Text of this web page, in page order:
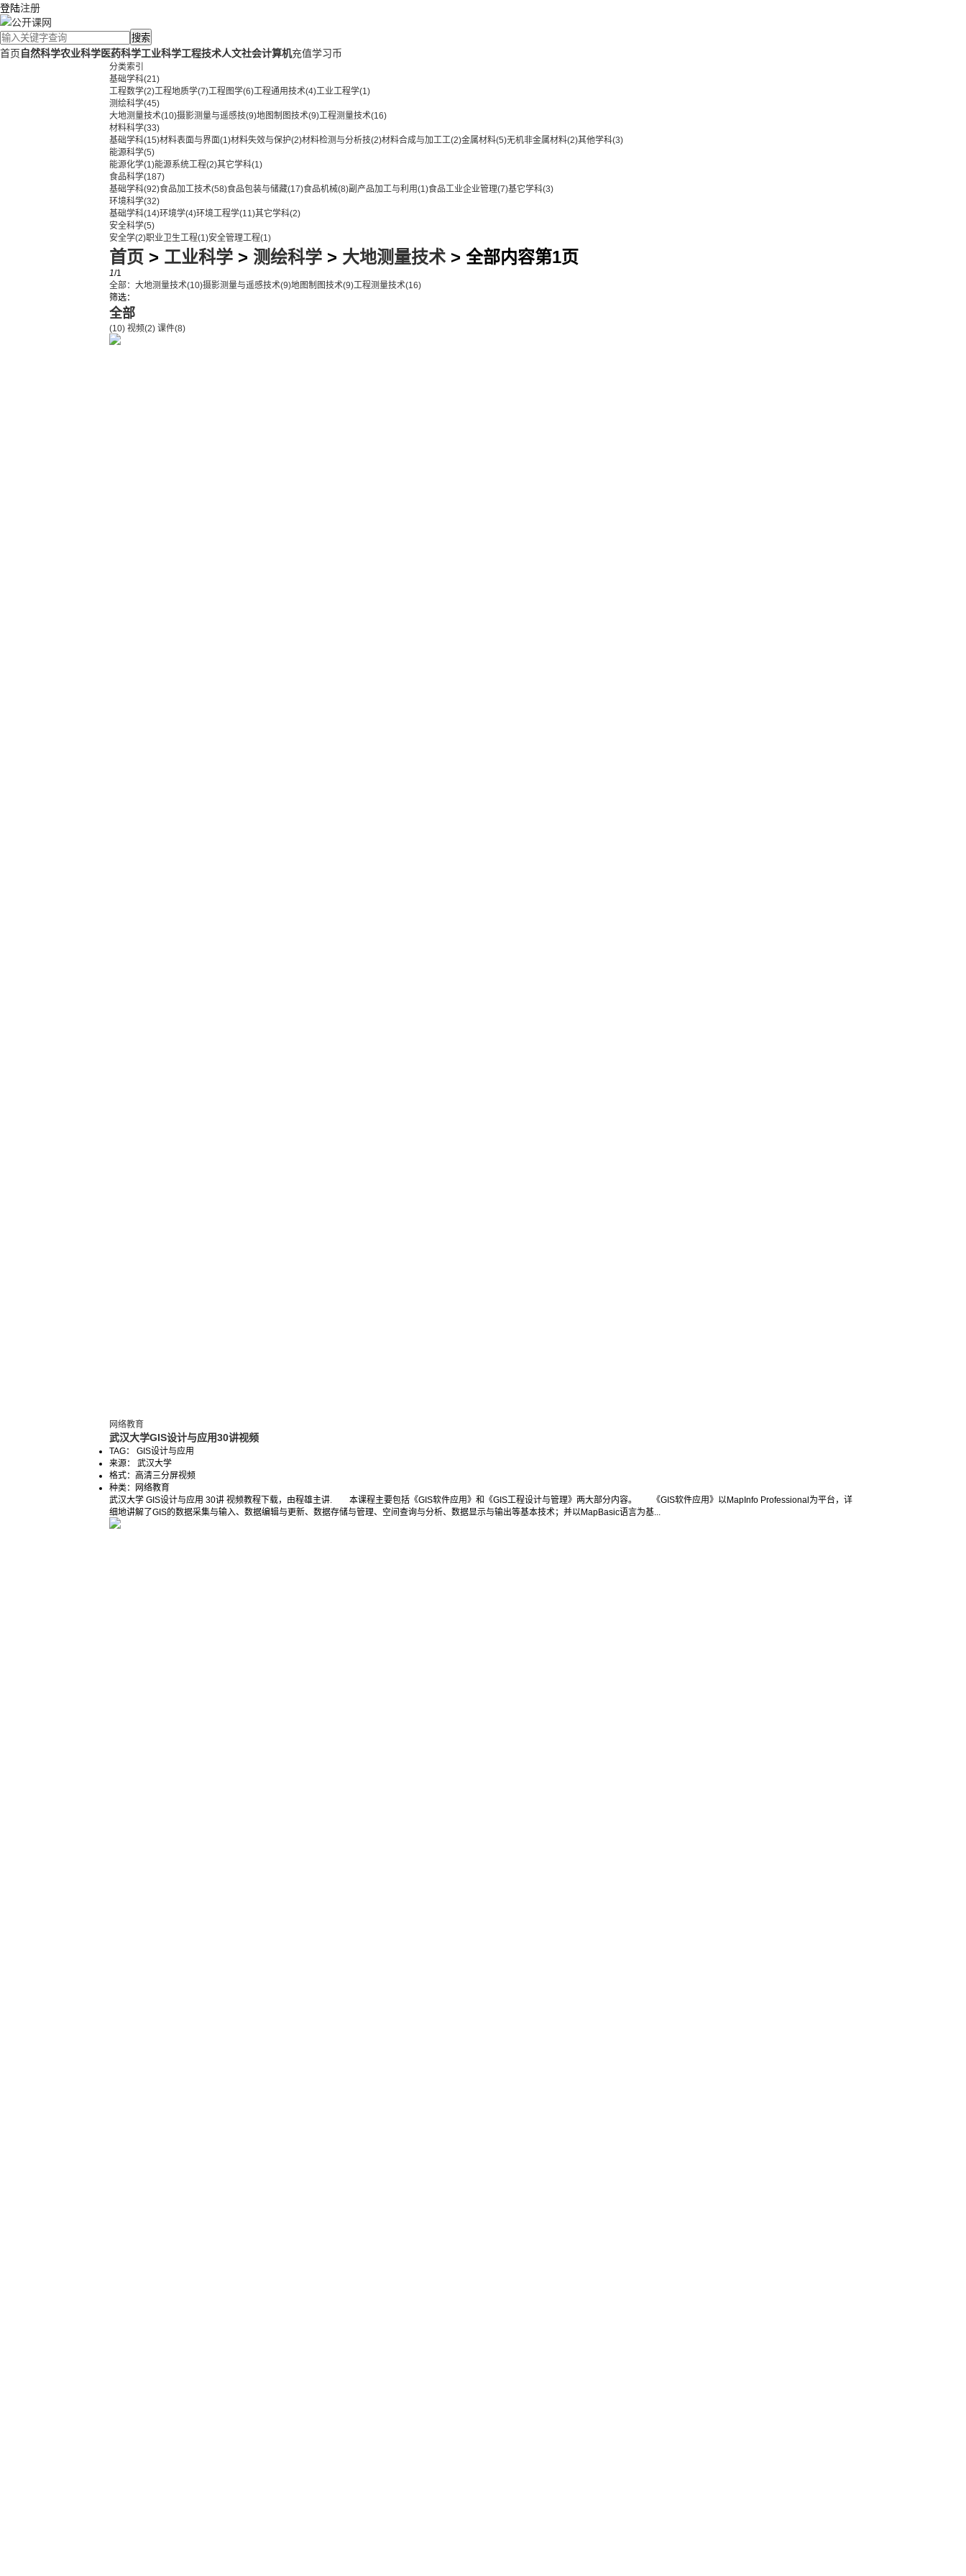
登陆注册
搜索
首页自然科学农业科学医药科学工业科学工程技术人文社会计算机充值学习币
分类索引
基础学科(21)
工程数学(2)工程地质学(7)工程图学(6)工程通用技术(4)工业工程学(1)
测绘科学(45)
大地测量技术(10)摄影测量与遥感技(9)地图制图技术(9)工程测量技术(16)
材料科学(33)
基础学科(15)材料表面与界面(1)材料失效与保护(2)材料检测与分析技(2)材料合成与加工工(2)金属材料(5)无机非金属材料(2)其他学科(3)
能源科学(5)
能源化学(1)能源系统工程(2)其它学科(1)
食品科学(187)
基础学科(92)食品加工技术(58)食品包装与储藏(17)食品机械(8)副产品加工与利用(1)食品工业企业管理(7)基它学科(3)
环境科学(32)
基础学科(14)环境学(4)环境工程学(11)其它学科(2)
安全科学(5)
安全学(2)职业卫生工程(1)安全管理工程(1)
首页 > 工业科学 > 测绘科学 > 大地测量技术> 全部内容第1页
1/1
全部： 大地测量技术(10)摄影测量与遥感技术(9)地图制图技术(9)工程测量技术(16)
筛选：
全部
(10) 视频(2) 课件(8)
网络教育
武汉大学GIS设计与应用30讲视频
TAG： GIS设计与应用
来源： 武汉大学
格式： 高清三分屏视频
种类：
网络教育
武汉大学 GIS设计与应用 30讲 视频教程下载，由程雄主讲. 本课程主要包括《GIS软件应用》和《GIS工程设计与管理》两大部分内容。 《GIS软件应用》以MapInfo Professional为平台，详
细地讲解了GIS的数据采集与输入、数据编辑与更新、数据存储与管理、空间查询与分析、数据显示与输出等基本技术；并以MapBasic语言为基...